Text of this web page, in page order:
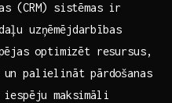
(CRM) ⁢sistēmas​ ir
‍uzņēmējdarbības
⁣optimizēt resursus,
palielināt⁢ pārdošanas
maksimāli